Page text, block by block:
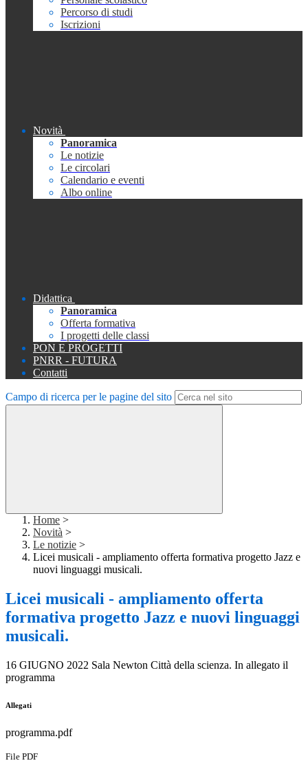
Percorso di studi
Iscrizioni
Novità
Panoramica
Le notizie
Le circolari
Calendario e eventi
Albo online
Didattica
Panoramica
Offerta formativa
I progetti delle classi
PON E PROGETTI
PNRR - FUTURA
Contatti
Campo di ricerca per le pagine del sito
Home >
Novità >
Le notizie >
Licei musicali - ampliamento offerta formativa progetto Jazz e
nuovi linguaggi musicali.
Licei musicali - ampliamento offerta
formativa progetto Jazz e nuovi linguaggi
musicali.
16 GIUGNO 2022 Sala Newton Città della scienza. In allegato il
programma
Allegati
programma.pdf
File PDF